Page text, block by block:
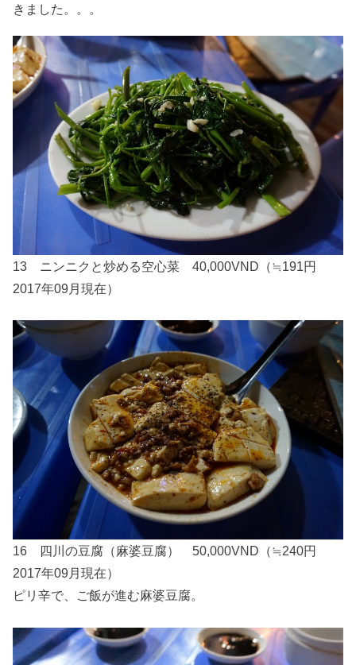
きました。。。
13 ニンニクと炒める空心菜 40,000VND（≒191円
2017年09月現在）
16 四川の豆腐（麻婆豆腐） 50,000VND（≒240円
2017年09月現在）
ピリ辛で、ご飯が進む麻婆豆腐。